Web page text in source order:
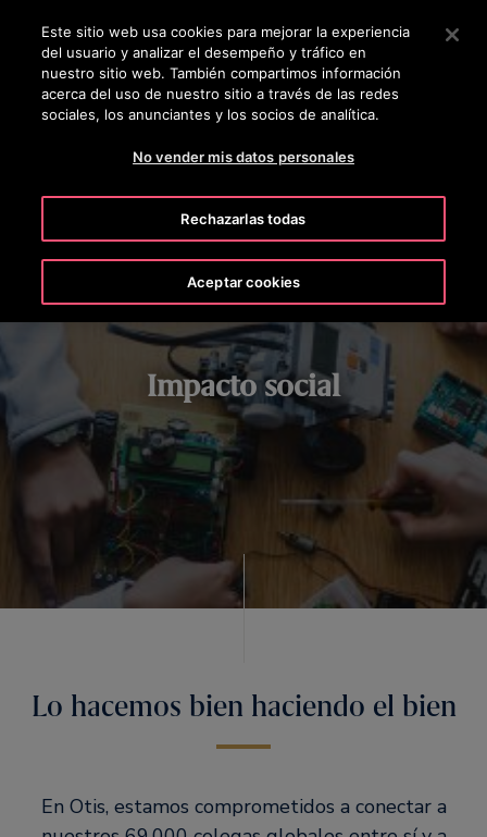
Pulse Intro para saltar al contenido principal
BUSCAR
Impacto social
Lo hacemos bien haciendo el bien
En Otis, estamos comprometidos a conectar a
Este sitio web usa cookies para mejorar la experiencia
del usuario y analizar el desempeño y tráfico en
nuestro sitio web. También compartimos información
acerca del uso de nuestro sitio a través de las redes
sociales, los anunciantes y los socios de analítica.
No vender mis datos personales
Rechazarlas todas
Aceptar cookies